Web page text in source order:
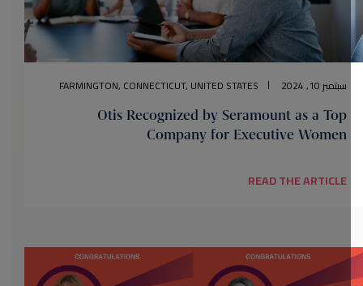
سبتمبر 10, 2024 FARMINGTON, CONNECTICUT, UNITED STATES
Otis Recognized by Seramount as a Top
Company for Executive Women
READ THE ARTICLE